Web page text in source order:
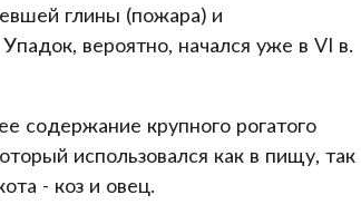
глины (пожара) и
вероятно, начался уже в VI в.
содержание крупного рогатого
использовался как в пищу, так
- коз и овец.